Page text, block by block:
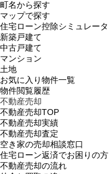
町名から探す
マップで探す
住宅ローン控除シミュレータ
新築戸建て
中古戸建て
マンション
土地
お気に入り物件一覧
物件閲覧履歴
不動産売却
不動産売却TOP
不動産売却実績
不動産売却査定
空き家の売却相談窓口
住宅ローン返済でお困りの方
不動産売却の流れ